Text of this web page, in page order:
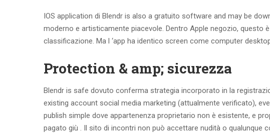
IOS application di Blendr is also a gratuito software and may be
moderno e artisticamente piacevole. Dentro Apple negozio,
classificazione. Ma l ‘app ha identico screen come computer
Protection & amp; sicurezza
Blendr is safe dovuto conferma strategia incorporato in la
existing account social media marketing (attualmente verificato),
publish simple dove appartenenza proprietario non è esistente, e
pagato giù . Il sito di incontri non può accettare nudità o qualunque